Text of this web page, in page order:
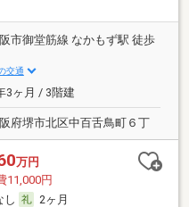
市御堂筋線 なかもず駅 徒歩
交通
3ヶ月 / 3階建
府堺市北区中百舌鳥町６丁
万円
11,000円
し
2ヶ月